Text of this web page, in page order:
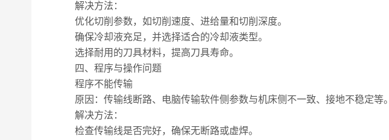
解决方法：
优化切削参数，如切削速度、进给量和切削深度。
确保冷却液充足，并选择适合的冷却液类型。
选择耐用的刀具材料，提高刀具寿命。
四、程序与操作问题
程序不能传输
原因：传输线断路、电脑传输软件侧参数与机床侧不一致、接地不稳定等。
解决方法：
检查传输线是否完好，确保无断路或虚焊。